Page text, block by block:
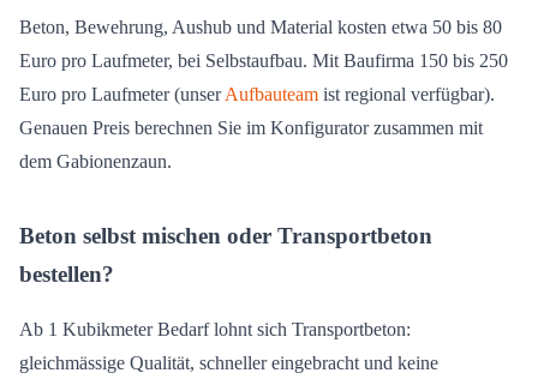
Beton, Bewehrung, Aushub und Material kosten etwa 50 bis 80
Euro pro Laufmeter, bei Selbstaufbau. Mit Baufirma 150 bis 250
Euro pro Laufmeter (unserAufbauteam ist regional verfügbar).
Genauen Preis berechnen Sie im Konfigurator zusammen mit
dem Gabionenzaun.
Beton selbst mischen oder Transportbeton
bestellen?
Ab 1 Kubikmeter Bedarf lohnt sich Transportbeton:
gleichmässige Qualität, schneller eingebracht und keine